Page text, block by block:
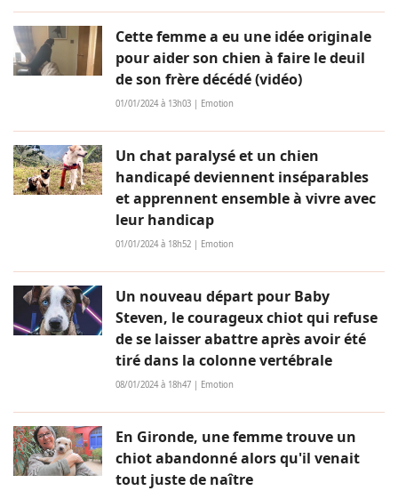
Cette femme a eu une idée originale
pour aider son chien à faire le deuil
de son frère décédé (vidéo)
01/01/2024 à 13h03 | Emotion
Un chat paralysé et un chien
handicapé deviennent inséparables
et apprennent ensemble à vivre avec
leur handicap
01/01/2024 à 18h52 | Emotion
Un nouveau départ pour Baby
Steven, le courageux chiot qui refuse
de se laisser abattre après avoir été
tiré dans la colonne vertébrale
08/01/2024 à 18h47 | Emotion
En Gironde, une femme trouve un
chiot abandonné alors qu'il venait
tout juste de naître